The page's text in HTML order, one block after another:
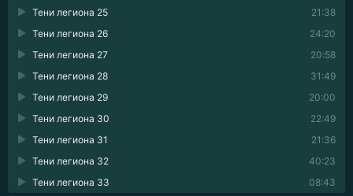
21:38
Тени легиона 25
24:20
Тени легиона 26
20:58
Тени легиона 27
31:49
Тени легиона 28
20:00
Тени легиона 29
22:49
Тени легиона 30
21:36
Тени легиона 31
40:23
Тени легиона 32
08:43
Тени легиона 33